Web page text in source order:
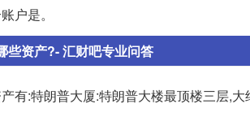
户是。
些资产?- 汇财吧专业问答
有:特朗普大厦:特朗普大楼最顶楼三层,